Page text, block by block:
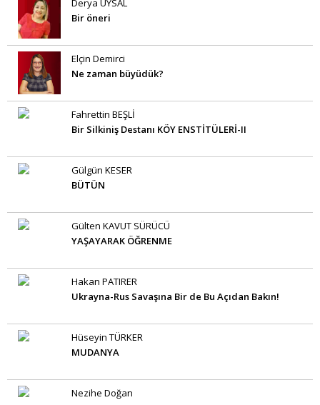
Derya UYSAL
Bir öneri
Elçin Demirci
Ne zaman büyüdük?
Fahrettin BEŞLİ
Bir Silkiniş Destanı KÖY ENSTİTÜLERİ-II
Gülgün KESER
BÜTÜN
Gülten KAVUT SÜRÜCÜ
YAŞAYARAK ÖĞRENME
Hakan PATIRER
Ukrayna-Rus Savaşına Bir de Bu Açıdan Bakın!
Hüseyin TÜRKER
MUDANYA
Nezihe Doğan